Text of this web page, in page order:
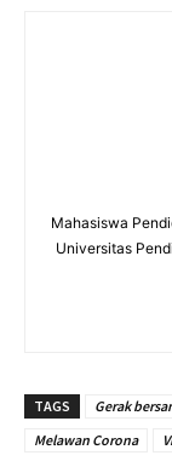
Mahasiswa
Universitas
TAGS Gerak
Melawan Corona